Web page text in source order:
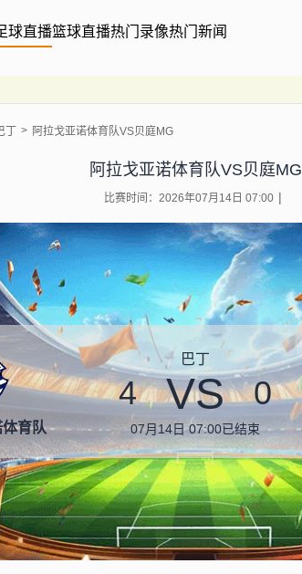
球直播篮球直播热门录像热门新闻
丁 阿拉戈亚诺体育队VS贝庭MG
阿拉戈亚诺体育队VS贝庭MG
比赛时间：2026年07月14日 07:00
育队
巴丁
4 VS 0
07月14日 07:00已结束